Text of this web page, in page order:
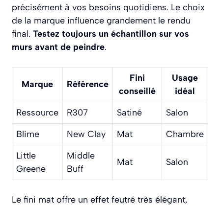
précisément à vos besoins quotidiens. Le choix
de la marque influence grandement le rendu
final. Testez toujours un échantillon sur vos
murs avant de peindre.
Marque Référence
Fini
conseillé
Usage
idéal
Ressource
R307 Satiné
Salon
Blime
New Clay Mat
Chambre
Little
Greene
Middle
Buff
Mat Salon
Le fini mat offre un effet feutré très élégant,